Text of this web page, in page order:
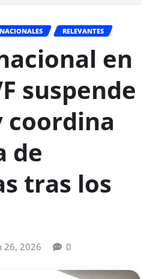
NACIONALES RELEVANTES
en
suspende
coordina
de
tras los
26, 2026 0